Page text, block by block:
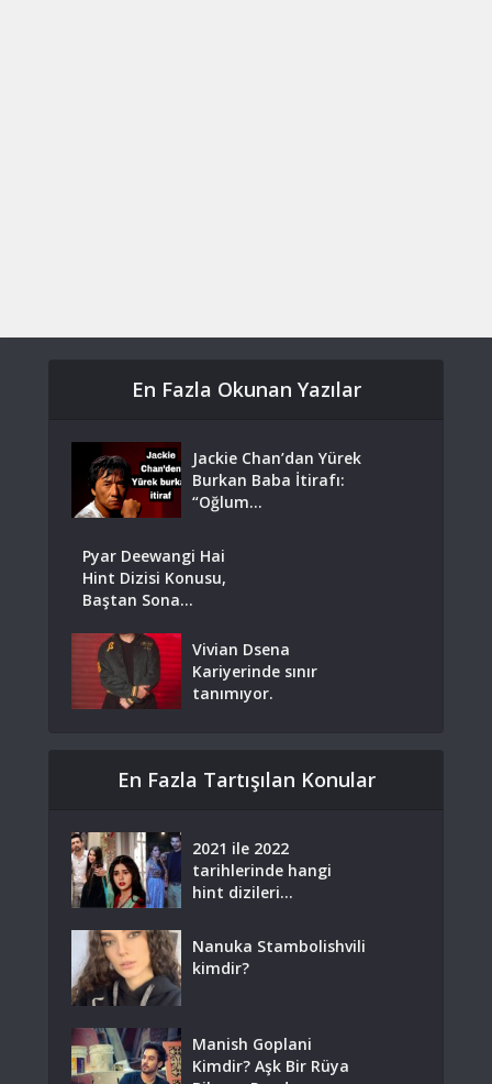
En Fazla Okunan Yazılar
Jackie Chan’dan Yürek
Burkan Baba İtirafı:
“Oğlum...
Pyar Deewangi Hai
Hint Dizisi Konusu,
Baştan Sona...
Vivian Dsena
Kariyerinde sınır
tanımıyor.
En Fazla Tartışılan Konular
2021 ile 2022
tarihlerinde hangi
hint dizileri...
Nanuka Stambolishvili
kimdir?
Manish Goplani
Kimdir? Aşk Bir Rüya